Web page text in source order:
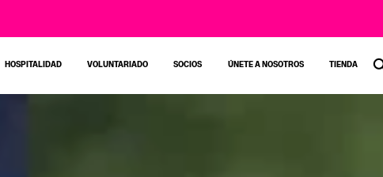
HOSPITALIDAD VOLUNTARIADO SOCIOS ÚNETE A NOSOTROS TIENDA